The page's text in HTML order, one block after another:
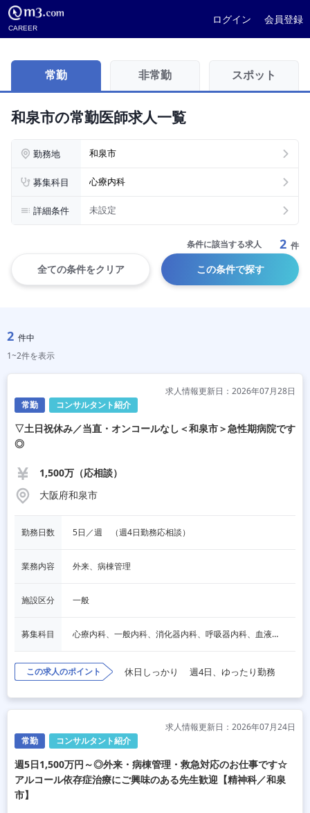
CAREER
ログイン 会員登録
常勤 非常勤 スポット
和泉市の常勤医師求人一覧
勤務地 和泉市
募集科目 心療内科
詳細条件 未設定
条件に該当する求人 2 件
全ての条件をクリア この条件で探す
2 件中
1~2件を表示
常勤 コンサルタント紹介
求人情報更新日：2026年07月28日
▽土日祝休み／当直・オンコールなし＜和泉市＞急性期病院です
◎
1,500万（応相談）
大阪府和泉市
勤務日数 5日／週　（週4日勤務応相談）
業務内容 外来、病棟管理
施設区分 一般
募集科目 心療内科、一般内科、消化器内科、呼吸器内科、血液内科、脳神経内科、一般外科、消化器外科、呼吸器外科、精神科、麻酔科、その他
この求人のポイント 休日しっかり 週4日、ゆったり勤務
常勤 コンサルタント紹介
求人情報更新日：2026年07月24日
週5日1,500万円～◎外来・病棟管理・救急対応のお仕事です☆
アルコール依存症治療にご興味のある先生歓迎【精神科／和泉
市】